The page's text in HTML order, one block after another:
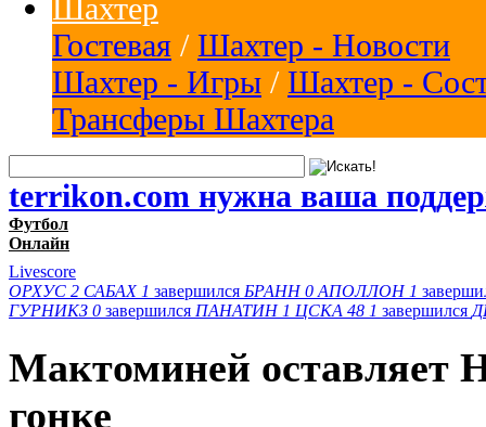
Шахтер
Гостевая / Шахтер - Новости
Шахтер - Игры / Шахтер -
Трансферы Шахтера
terrikon.com нужна ваша
Футбол
Онлайн
Livescore
ОРХУС 2 САБАХ 1 завершился БРАНН 0 АПОЛЛОН 1
ГУРНИКЗ 0 завершился ПАНАТИН 1 ЦСКА 48 1 завершился
Мактоминей оставляет
гонке